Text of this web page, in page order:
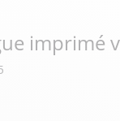
imprimé